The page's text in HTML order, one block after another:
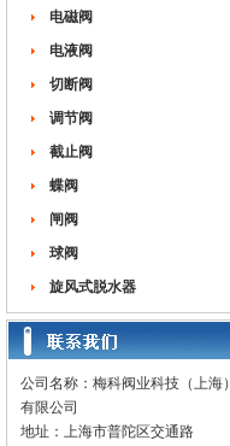
电磁阀
电液阀
切断阀
调节阀
截止阀
蝶阀
闸阀
球阀
旋风式脱水器
公司名称：梅科阀业科技（上海）
有限公司
地址：上海市普陀区交通路